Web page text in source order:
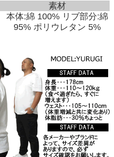
素材
本体:綿 100% リブ部分:綿
95% ポリウレタン 5%